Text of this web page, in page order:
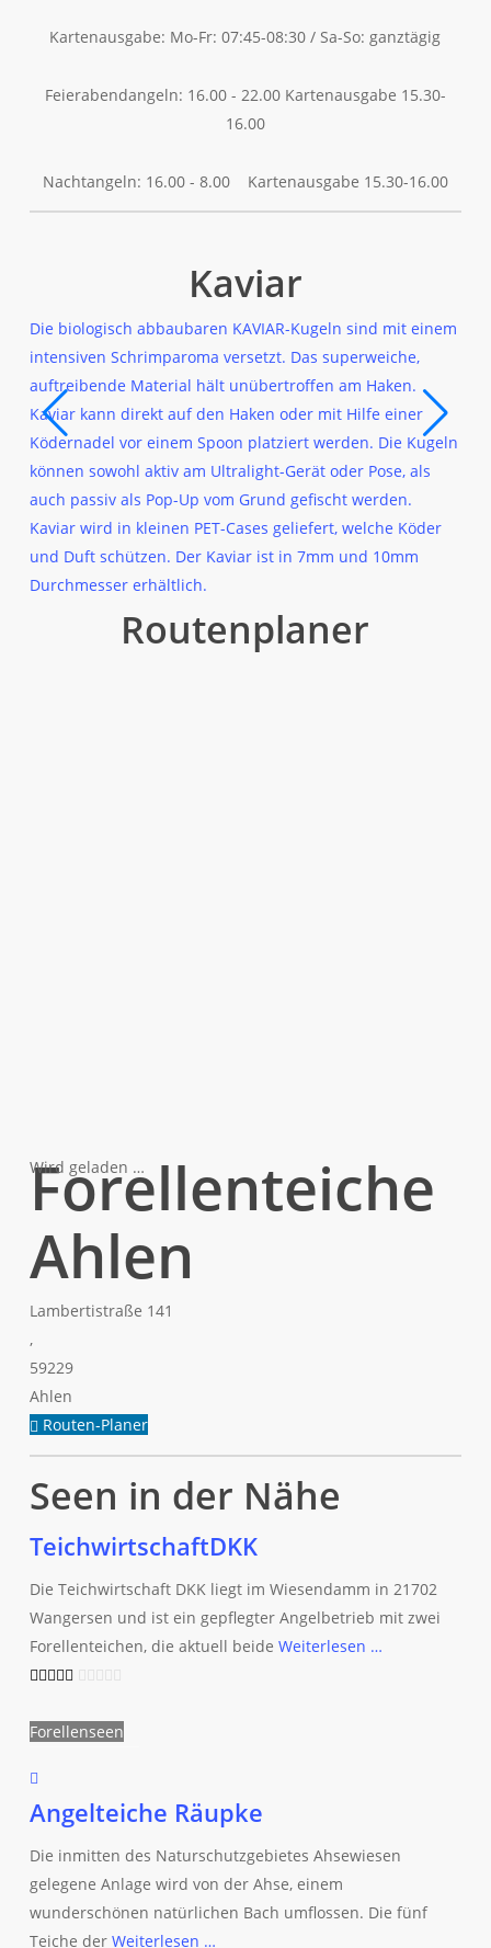
Kartenausgabe: Mo-Fr: 07:45-08:30 / Sa-So: ganztägig
Feierabendangeln: 16.00 - 22.00 Kartenausgabe 15.30-
16.00
Nachtangeln: 16.00 - 8.00 Kartenausgabe 15.30-16.00
Kaviar
Die biologisch abbaubaren KAVIAR-Kugeln sind mit einem
intensiven Schrimparoma versetzt. Das superweiche,
auftreibende Material hält unübertroffen am Haken.
Kaviar kann direkt auf den Haken oder mit Hilfe einer
Ködernadel vor einem Spoon platziert werden. Die Kugeln
können sowohl aktiv am Ultralight-Gerät oder Pose, als
auch passiv als Pop-Up vom Grund gefischt werden.
Kaviar wird in kleinen PET-Cases geliefert, welche Köder
und Duft schützen. Der Kaviar ist in 7mm und 10mm
Durchmesser erhältlich.
Routenplaner
Wird geladen …
Forellenteiche
Ahlen
Lambertistraße 141
,
59229
Ahlen
Routen-Planer
Seen in der Nähe
TeichwirtschaftDKK
Die Teichwirtschaft DKK liegt im Wiesendamm in 21702
Wangersen und ist ein gepflegter Angelbetrieb mit zwei
Forellenteichen, die aktuell beide Weiterlesen …
Forellenseen
Angelteiche Räupke
Die inmitten des Naturschutzgebietes Ahsewiesen
gelegene Anlage wird von der Ahse, einem
wunderschönen natürlichen Bach umflossen. Die fünf
Teiche der Weiterlesen …